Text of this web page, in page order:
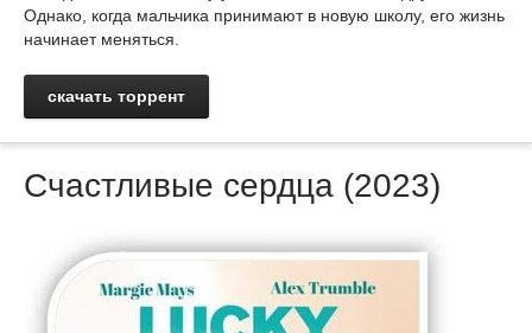
Однако, когда мальчика принимают в новую школу, его жизнь
начинает меняться.
скачать торрент
Счастливые сердца (2023)